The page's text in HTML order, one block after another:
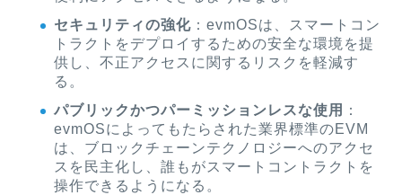
セキュリティの強化 ：evmOSは、スマートコン
トラクトをデプロイするための安全な環境を提
供し、不正アクセスに関するリスクを軽減す
る。
パブリックかつパーミッションレスな使用
：
evmOSによってもたらされた業界標準のEVM
は、ブロックチェーンテクノロジーへのアクセ
スを民主化し、誰もがスマートコントラクトを
操作できるようになる。